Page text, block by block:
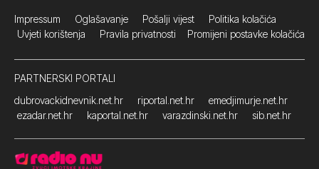
Impressum Oglašavanje Pošalji vijest Politika kolačića
Uvjeti korištenja Pravila privatnosti Promijeni postavke kolačića
PARTNERSKI PORTALI
dubrovackidnevnik.net.hr
riportal.net.hr
emedjimurje.net.hr
ezadar.net.hr
kaportal.net.hr varazdinski.net.hr sib.net.hr